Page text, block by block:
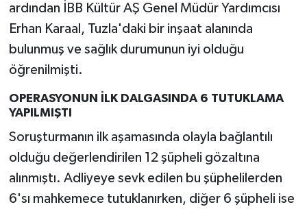
ardından İBB Kültür AŞ Genel Müdür Yardımcısı
Erhan Karaal, Tuzla'daki bir inşaat alanında
bulunmuş ve sağlık durumunun iyi olduğu
öğrenilmişti.
OPERASYONUN İLK DALGASINDA 6 TUTUKLAMA
YAPILMIŞTI
Soruşturmanın ilk aşamasında olayla bağlantılı
olduğu değerlendirilen 12 şüpheli gözaltına
alınmıştı. Adliyeye sevk edilen bu şüphelilerden
6'sı mahkemece tutuklanırken, diğer 6 şüpheli ise